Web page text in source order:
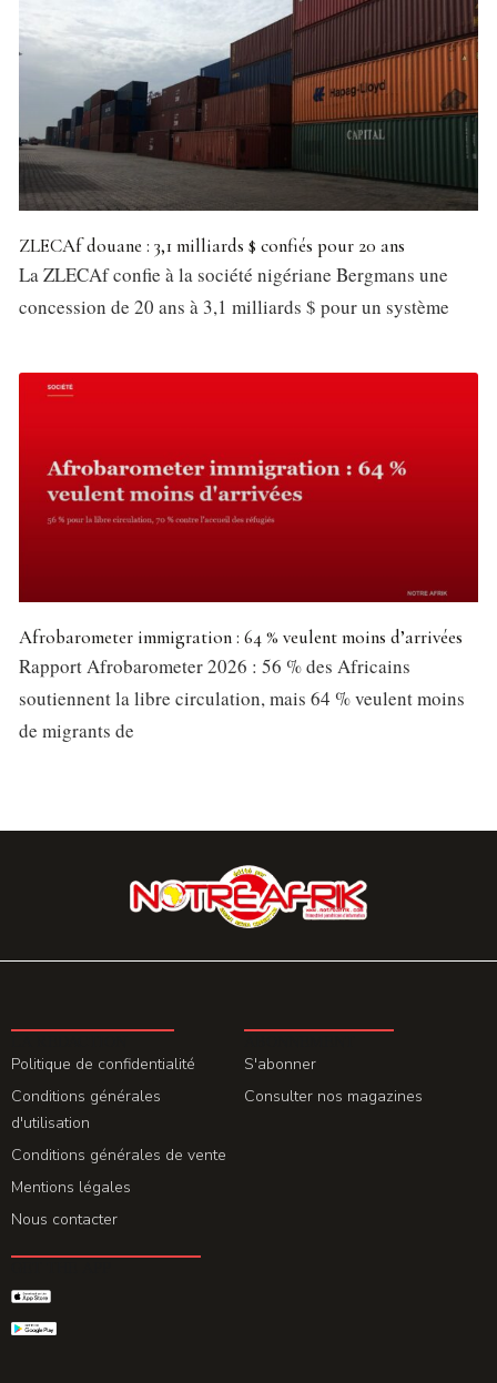
ZLECAf douane : 3,1 milliards $ confiés pour 20 ans
La ZLECAf confie à la société nigériane Bergmans une
concession de 20 ans à 3,1 milliards $ pour un système
Afrobarometer immigration : 64 % veulent moins d’arrivées
Rapport Afrobarometer 2026 : 56 % des Africains
soutiennent la libre circulation, mais 64 % veulent moins
de migrants de
Politique de confidentialité
Conditions générales
d'utilisation
Conditions générales de vente
Mentions légales
Nous contacter
S'abonner
Consulter nos magazines